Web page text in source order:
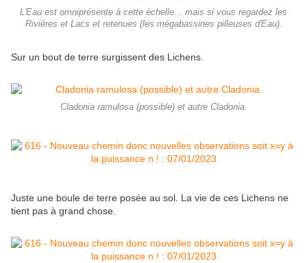
L'Eau est omniprésente à cette échelle... mais si vous regardez les
Rivières et Lacs et retenues (les mégabassines pilleuses d'Eau).
Sur un bout de terre surgissent des Lichens.
Cladonia ramulosa (possible) et autre Cladonia.
Juste une boule de terre posée au sol. La vie de ces Lichens ne
tient pas à grand chose.